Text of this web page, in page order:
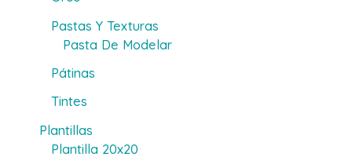
Pastas Y Texturas
Pasta De Modelar
Pátinas
Tintes
Plantillas
Plantilla 20x20